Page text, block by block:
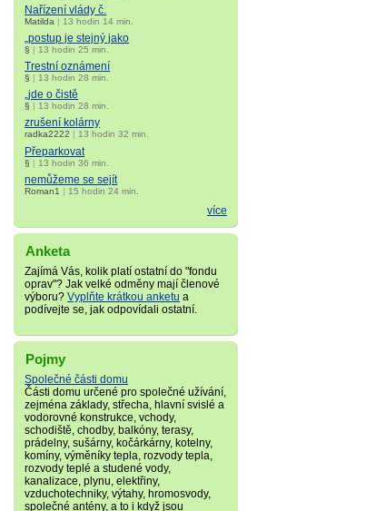
Nařízení vlády č.
Matilda | 13 hodin 14 min.
„postup je stejný jako
§ | 13 hodin 25 min.
Trestní oznámení
§ | 13 hodin 28 min.
„jde o čistě
§ 13 hodin 28 min.
zrušení kolárny
radka2222 13 hodin 32 min.
Přeparkovat
§ | 13 hodin 36 min.
nemůžeme se sejít
Roman1 | 15 hodin 24 min.
více
Anketa
Zajímá Vás, kolik platí ostatní do "fondu
oprav"? Jak velké odměny mají členové
výboru?Vyplňte krátkou anketu a
podívejte se, jak odpovídali ostatní.
Pojmy
Společné části domu
Části domu určené pro společné užívání,
zejména základy, střecha, hlavní svislé a
vodorovné konstrukce, vchody,
schodiště, chodby, balkóny, terasy,
prádelny, sušárny, kočárkárny, kotelny,
komíny, výměníky tepla, rozvody tepla,
rozvody teplé a studené vody,
kanalizace, plynu, elektřiny,
vzduchotechniky, výtahy, hromosvody,
společné antény, a to i když jsou